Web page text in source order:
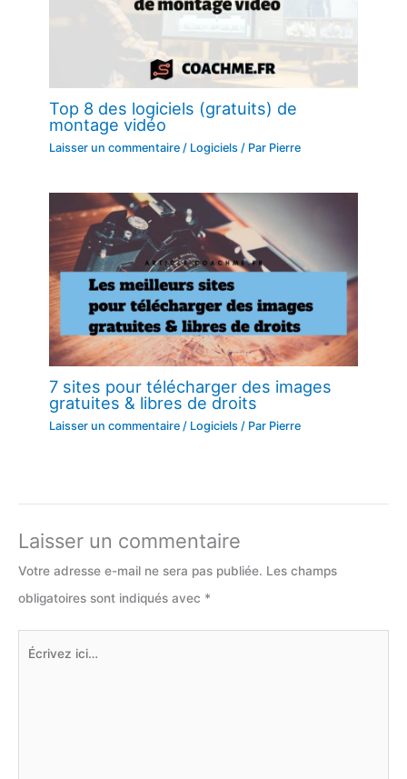
Top 8 des logiciels (gratuits) de
montage vidéo
Laisser un commentaire / Logiciels / Par Pierre
7 sites pour télécharger des images
gratuites & libres de droits
Laisser un commentaire / Logiciels / Par Pierre
Laisser un commentaire
Votre adresse e-mail ne sera pas publiée. Les champs
obligatoires sont indiqués avec *